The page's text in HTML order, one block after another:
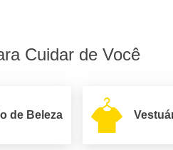
Cuidar de Você
de Beleza